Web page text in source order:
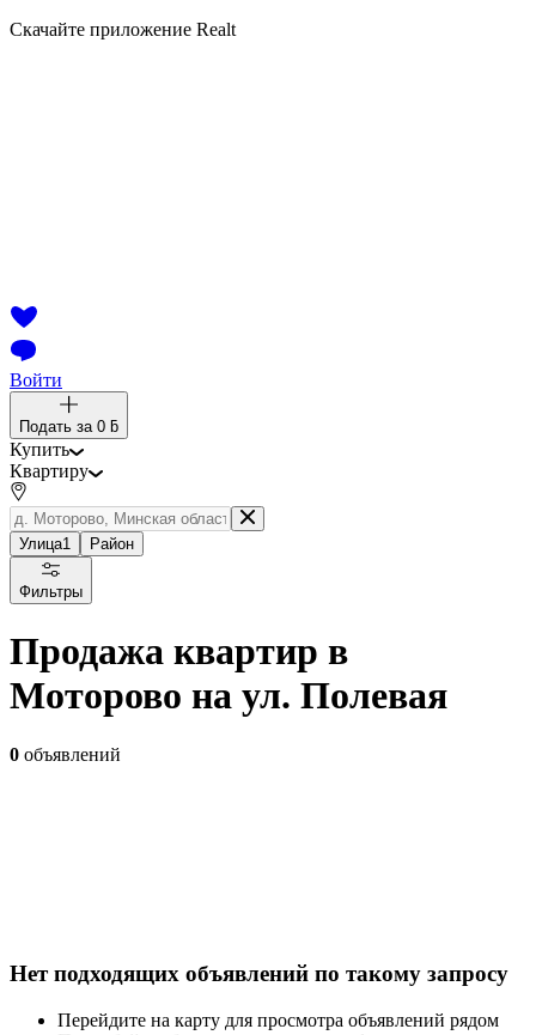
Скачайте приложение Realt
Войти
Подать за 0 ƃ
Купить
Квартиру
Улица1 Район
Фильтры
Продажа квартир в
Моторово на ул. Полевая
0 объявлений
Нет подходящих объявлений по такому запросу
Перейдите на карту для просмотра объявлений рядом